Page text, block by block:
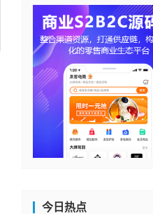
今日热点